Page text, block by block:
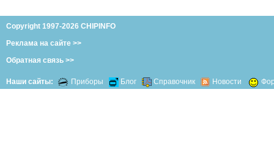
Copyright 1997-2026 CHIPINFO
Реклама на сайте >>
Обратная связь >>
Наши сайты: Приборы Блог Справочник Новости